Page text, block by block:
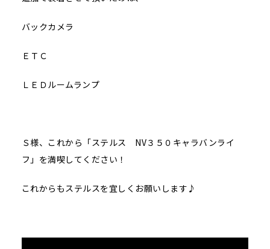
バックカメラ
ＥＴＣ
ＬＥＤルームランプ
Ｓ様、これから「ステルス NV３５０キャラバンライ
フ」を満喫してください！
これからもステルスを宜しくお願いします♪